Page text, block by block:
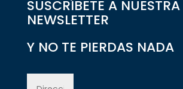
SUSCRÍBETE A NUESTRA
NEWSLETTER
Y NO TE PIERDAS NADA